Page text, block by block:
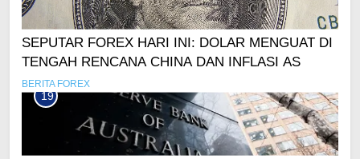
SEPUTAR FOREX HARI INI: DOLAR MENGUAT DI
TENGAH RENCANA CHINA DAN INFLASI AS
BERITA FOREX
19